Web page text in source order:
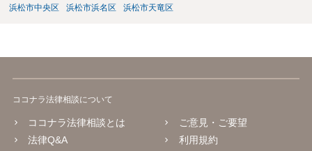
浜松市中央区
浜松市浜名区 浜松市天竜区
ココナラ法律相談について
ココナラ法律相談とは
法律Q&A
ご意見・ご要望
利用規約